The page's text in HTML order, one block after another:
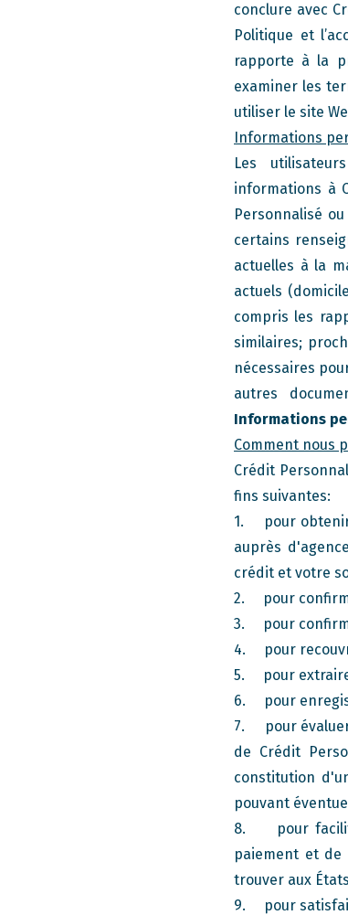
conclure avec
Politique et
rapporte à la
examiner les
utiliser le site
Informations
Les
informations à
Personnalisé
certains
actuelles à la
actuels
compris les
similaires;
nécessaires
autres
Informations
Comment nous
Crédit
fins suivantes:
1. pour obtenir
auprès
crédit et votre
2. pour
3. pour
4. pour
5. pour extraire
6. pour
7. pour
de Crédit
constitution
pouvant
8. pour
paiement et
trouver aux
9. pour